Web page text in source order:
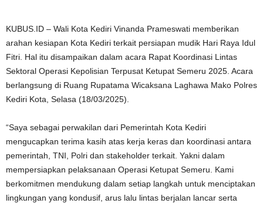
KUBUS.ID – Wali Kota Kediri Vinanda Prameswati memberikan
arahan kesiapan Kota Kediri terkait persiapan mudik Hari Raya Idul
Fitri. Hal itu disampaikan dalam acara Rapat Koordinasi Lintas
Sektoral Operasi Kepolisian Terpusat Ketupat Semeru 2025. Acara
berlangsung di Ruang Rupatama Wicaksana Laghawa Mako Polres
Kediri Kota, Selasa (18/03/2025).
“Saya sebagai perwakilan dari Pemerintah Kota Kediri
mengucapkan terima kasih atas kerja keras dan koordinasi antara
pemerintah, TNI, Polri dan stakeholder terkait. Yakni dalam
mempersiapkan pelaksanaan Operasi Ketupat Semeru. Kami
berkomitmen mendukung dalam setiap langkah untuk menciptakan
lingkungan yang kondusif, arus lalu lintas berjalan lancar serta